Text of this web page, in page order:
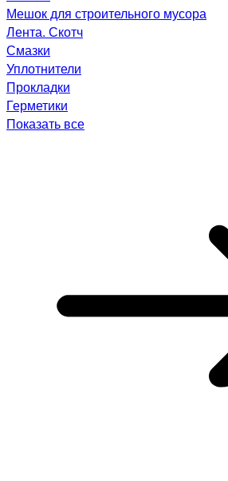
Мешок для строительного мусора
Лента. Скотч
Смазки
Уплотнители
Прокладки
Герметики
Показать все